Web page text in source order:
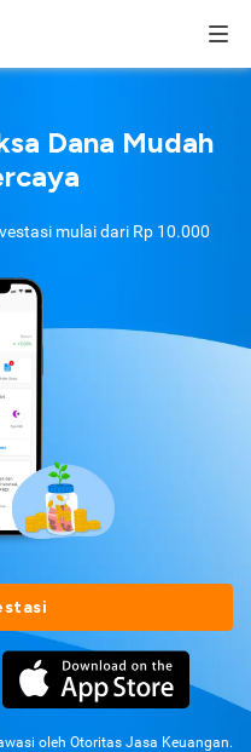
Dana Mudah
mulai dari Rp 10.000
oleh Otoritas Jasa Keuangan.